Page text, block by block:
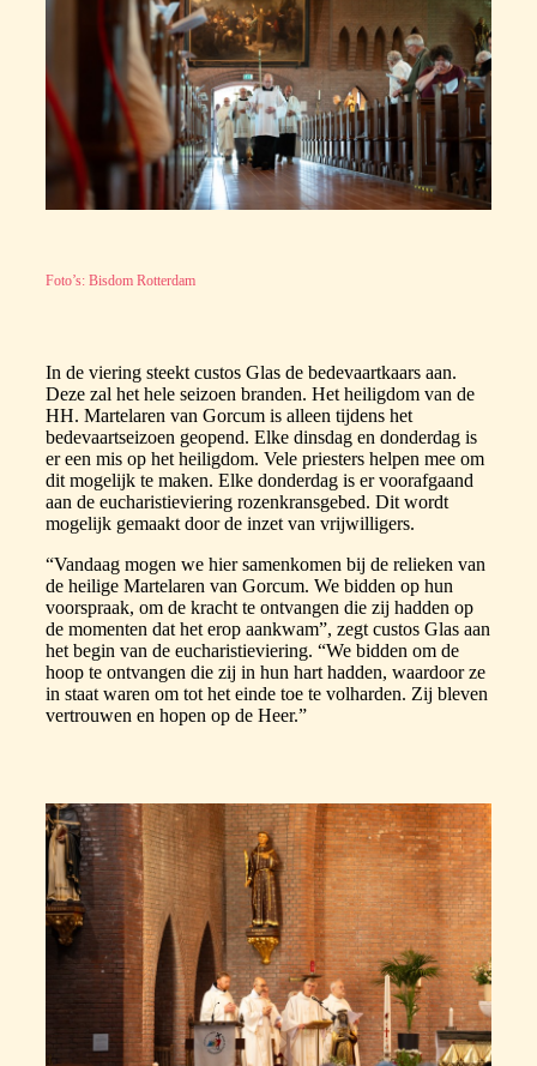
Foto’s: Bisdom Rotterdam
In de viering steekt custos Glas de bedevaartkaars aan.
Deze zal het hele seizoen branden. Het heiligdom van de
HH. Martelaren van Gorcum is alleen tijdens het
bedevaartseizoen geopend. Elke dinsdag en donderdag is
er een mis op het heiligdom. Vele priesters helpen mee om
dit mogelijk te maken. Elke donderdag is er voorafgaand
aan de eucharistieviering rozenkransgebed. Dit wordt
mogelijk gemaakt door de inzet van vrijwilligers.
“Vandaag mogen we hier samenkomen bij de relieken van
de heilige Martelaren van Gorcum. We bidden op hun
voorspraak, om de kracht te ontvangen die zij hadden op
de momenten dat het erop aankwam”, zegt custos Glas aan
het begin van de eucharistieviering. “We bidden om de
hoop te ontvangen die zij in hun hart hadden, waardoor ze
in staat waren om tot het einde toe te volharden. Zij bleven
vertrouwen en hopen op de Heer.”